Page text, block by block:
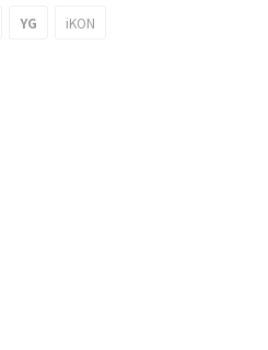
YG iKON